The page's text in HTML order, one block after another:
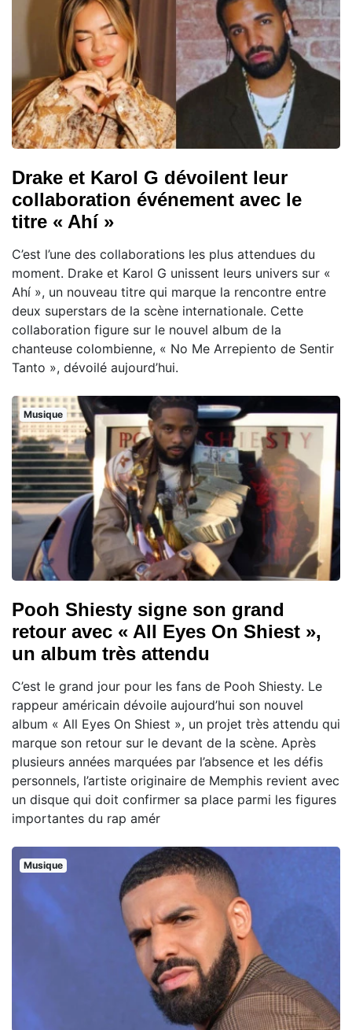
Drake et Karol G dévoilent leur
collaboration événement avec le
titre « Ahí »
C’est l’une des collaborations les plus attendues du
moment. Drake et Karol G unissent leurs univers sur «
Ahí », un nouveau titre qui marque la rencontre entre
deux superstars de la scène internationale. Cette
collaboration figure sur le nouvel album de la
chanteuse colombienne, « No Me Arrepiento de Sentir
Tanto », dévoilé aujourd’hui.
Musique
Pooh Shiesty signe son grand
retour avec « All Eyes On Shiest »,
un album très attendu
C’est le grand jour pour les fans de Pooh Shiesty. Le
rappeur américain dévoile aujourd’hui son nouvel
album « All Eyes On Shiest », un projet très attendu qui
marque son retour sur le devant de la scène. Après
plusieurs années marquées par l’absence et les défis
personnels, l’artiste originaire de Memphis revient avec
un disque qui doit confirmer sa place parmi les figures
importantes du rap amér
Musique